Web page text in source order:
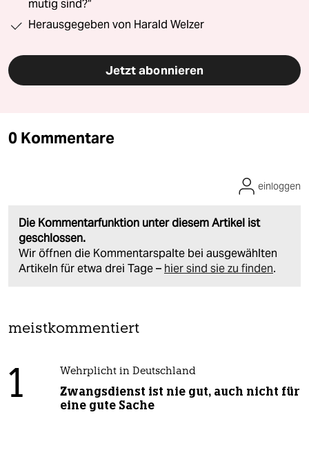
mutig sind?“
Herausgegeben von Harald Welzer
Jetzt abonnieren
0 Kommentare
Die Kommentarfunktion unter diesem Artikel ist
geschlossen.
Wir öffnen die Kommentarspalte bei ausgewählten
Artikeln für etwa drei Tage – hier sind sie zu finden.
einloggen
meistkommentiert
1 Wehrplicht in Deutschland
Zwangsdienst ist nie gut, auch nicht für
eine gute Sache